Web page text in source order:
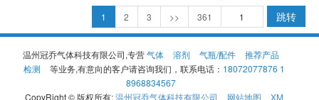
1
2 3 >> 361 跳转
温州冠乔气体科技有限公司,专营气体 溶剂 气瓶/配件
推荐产品
检测
等业务,有意向的客户请咨询我们，联系电话： 18072077876 1
8968834567
CopyRight © 版权所有:温州冠乔气体科技有限公司 网站地图 XM